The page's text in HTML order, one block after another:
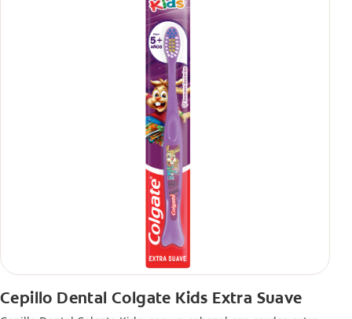
Cepillo Dental Colgate Kids Extra Suave